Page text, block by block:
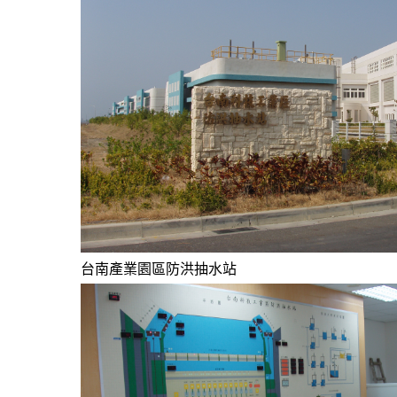
台南產業園區防洪抽水站